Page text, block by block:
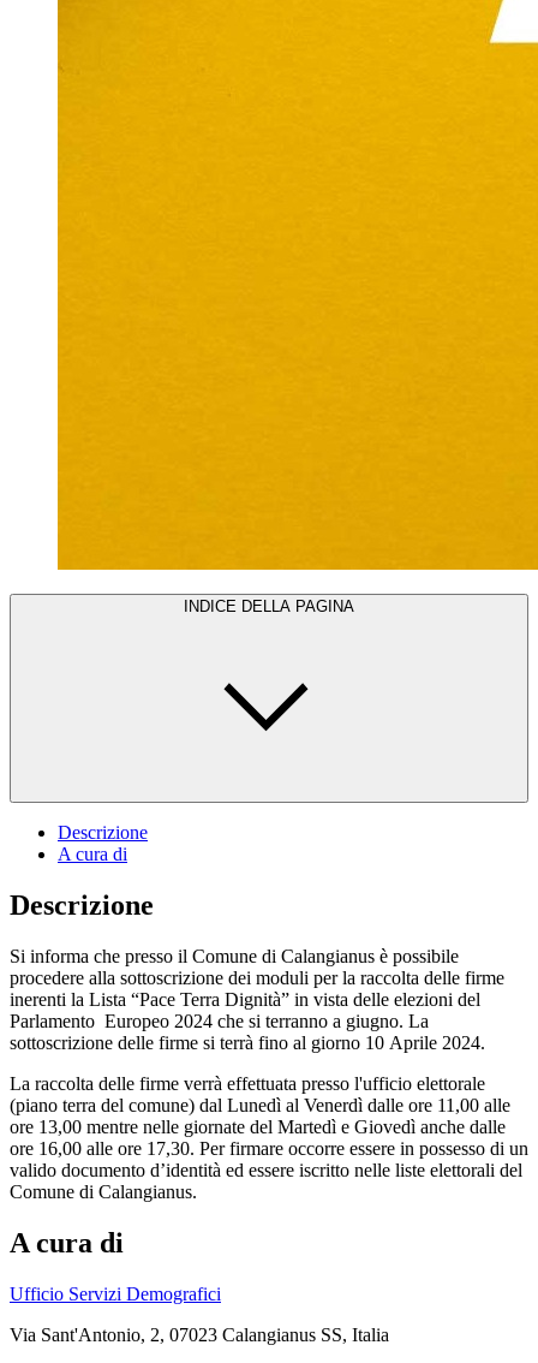
INDICE DELLA PAGINA
Descrizione
A cura di
Descrizione
Si informa che presso il Comune di Calangianus è possibile
procedere alla sottoscrizione dei moduli per la raccolta delle firme
inerenti la Lista “Pace Terra Dignità” in vista delle elezioni del
Parlamento Europeo 2024 che si terranno a giugno. La
sottoscrizione delle firme si terrà fino al giorno 10 Aprile 2024.
La raccolta delle firme verrà effettuata presso l'ufficio elettorale
(piano terra del comune) dal Lunedì al Venerdì dalle ore 11,00 alle
ore 13,00 mentre nelle giornate del Martedì e Giovedì anche dalle
ore 16,00 alle ore 17,30. Per firmare occorre essere in possesso di un
valido documento d’identità ed essere iscritto nelle liste elettorali del
Comune di Calangianus.
A cura di
Ufficio Servizi Demografici
Via Sant'Antonio, 2, 07023 Calangianus SS, Italia